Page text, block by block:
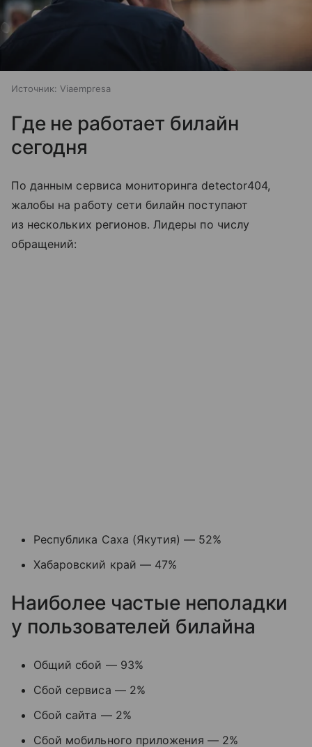
Источник: Viaempresa
Где не работает билайн
сегодня
По данным сервиса мониторинга detector404,
жалобы на работу сети билайн поступают
из нескольких регионов. Лидеры по числу
обращений:
Республика Саха (Якутия) — 52%
Хабаровский край — 47%
Наиболее частые неполадки
у пользователей билайна
Общий сбой — 93%
Сбой сервиса — 2%
Сбой сайта — 2%
Сбой мобильного приложения — 2%